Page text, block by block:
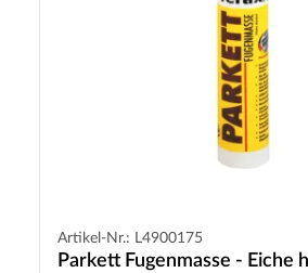
Artikel-Nr.: L4900175
Parkett Fugenmasse - Eiche